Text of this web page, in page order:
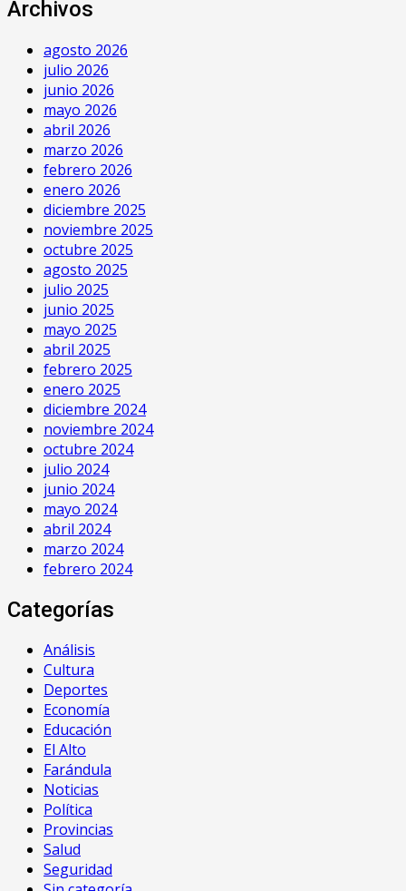
Archivos
agosto 2026
julio 2026
junio 2026
mayo 2026
abril 2026
marzo 2026
febrero 2026
enero 2026
diciembre 2025
noviembre 2025
octubre 2025
agosto 2025
julio 2025
junio 2025
mayo 2025
abril 2025
febrero 2025
enero 2025
diciembre 2024
noviembre 2024
octubre 2024
julio 2024
junio 2024
mayo 2024
abril 2024
marzo 2024
febrero 2024
Categorías
Análisis
Cultura
Deportes
Economía
Educación
El Alto
Farándula
Noticias
Política
Provincias
Salud
Seguridad